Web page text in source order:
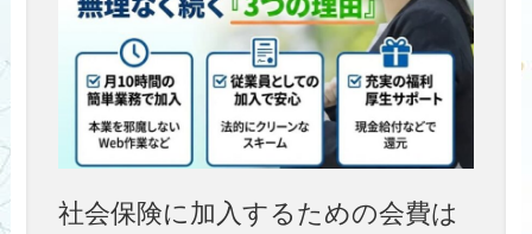
社会保険に加入するための会費は